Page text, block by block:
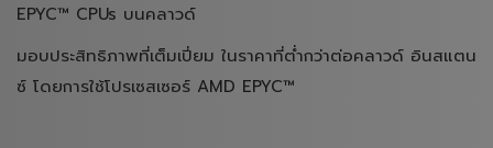
EPYC™ CPUs บนคลาวด์
มอบประสิทธิภาพที่เต็มเปี่ยม ในราคาที่ต่ำกว่าต่อคลาวด์ อินสแตน
ซ์ โดยการใช้โปรเซสเซอร์ AMD EPYC™